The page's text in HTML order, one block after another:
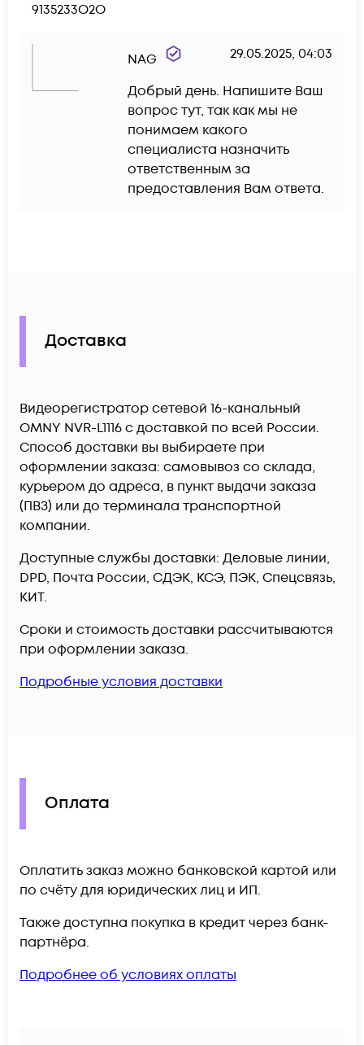
9135233О2О
NAG 29.05.2025, 04:03
Добрый день. Напишите Ваш
вопрос тут, так как мы не
понимаем какого
специалиста назначить
ответственным за
предоставления Вам ответа.
Доставка
Видеорегистратор сетевой 16-канальный
OMNY NVR-L1116 c доставкой по всей России.
Способ доставки вы выбираете при
оформлении заказа: самовывоз со склада,
курьером до адреса, в пункт выдачи заказа
(ПВЗ) или до терминала транспортной
компании.
Доступные службы доставки: Деловые линии,
DPD, Почта России, СДЭК, КСЭ, ПЭК, Спецсвязь,
КИТ.
Сроки и стоимость доставки рассчитываются
при оформлении заказа.
Подробные условия доставки
Оплата
Оплатить заказ можно банковской картой или
по счёту для юридических лиц и ИП.
Также доступна покупка в кредит через банк-
партнёра.
Подробнее об условиях оплаты